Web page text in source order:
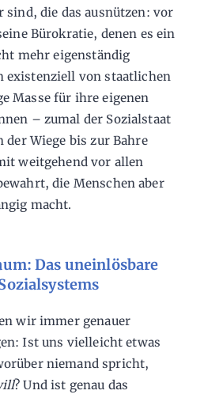
sind, die das ausnützen: vor
Bürokratie, denen es ein
mehr eigenständig
existenziell von staatlichen
Masse für ihre eigenen
– zumal der Sozialstaat
der Wiege bis zur Bahre
weitgehend vor allen
die Menschen aber
macht.
Das uneinlösbare
wir immer genauer
Ist uns vielleicht etwas
niemand spricht,
? Und ist genau das